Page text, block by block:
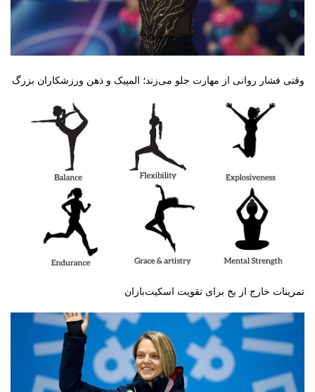
وقتی فشار روانی از مهارت جلو می‌زند؛ المپیک و ذهن ورزشکاران بزرگ
تمرینات خارج از یخ برای تقویت اسکیت‌بازان